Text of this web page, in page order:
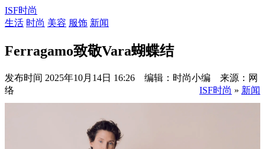
ISF时尚
生活 时尚 美容 服饰 新闻
Ferragamo致敬Vara蝴蝶结
发布时间 2025年10月14日 16:26 编辑：时尚小编 来源：网
络
ISF时尚 » 新闻